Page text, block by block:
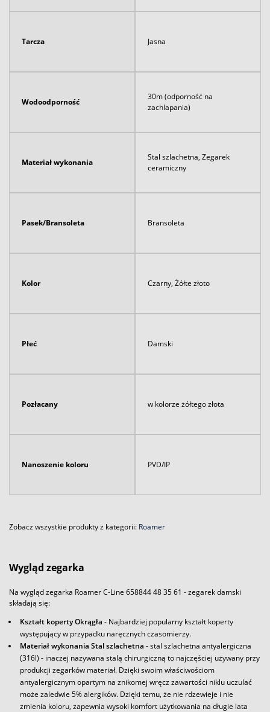
Tarcza Jasna
Wodoodporność
30m (odporność na
zachlapania)
Materiał wykonania
Stal szlachetna, Zegarek
ceramiczny
Pasek/Bransoleta Bransoleta
Kolor Czarny, Żółte złoto
Płeć Damski
Pozłacany w kolorze żółtego złota
Nanoszenie koloru PVD/IP
Zobacz wszystkie produkty z kategorii: Roamer
Wygląd zegarka
Na wygląd zegarka Roamer C-Line 658844 48 35 61 - zegarek damski
składają się:
Kształt koperty Okrągła - Najbardziej popularny kształt koperty
występujący w przypadku naręcznych czasomierzy.
Materiał wykonania Stal szlachetna - stal szlachetna antyalergiczna
(316l) - inaczej nazywana stalą chirurgiczną to najczęściej używany przy
produkcji zegarków materiał. Dzięki swoim właściwościom
antyalergicznym opartym na znikomej wręcz zawartości niklu uczulać
może zaledwie 5% alergików. Dzięki temu, że nie rdzewieje i nie
zmienia koloru, zapewnia wysoki komfort użytkowania na długie lata